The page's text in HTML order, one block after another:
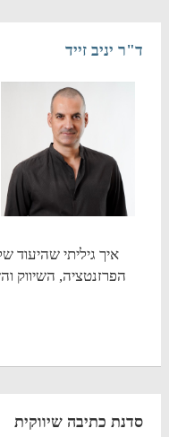
ד"ר יניב זייד
איך גיליתי שהיעוד
הפרזנטציה, השיווק
סדנת כתיבה שיווקית